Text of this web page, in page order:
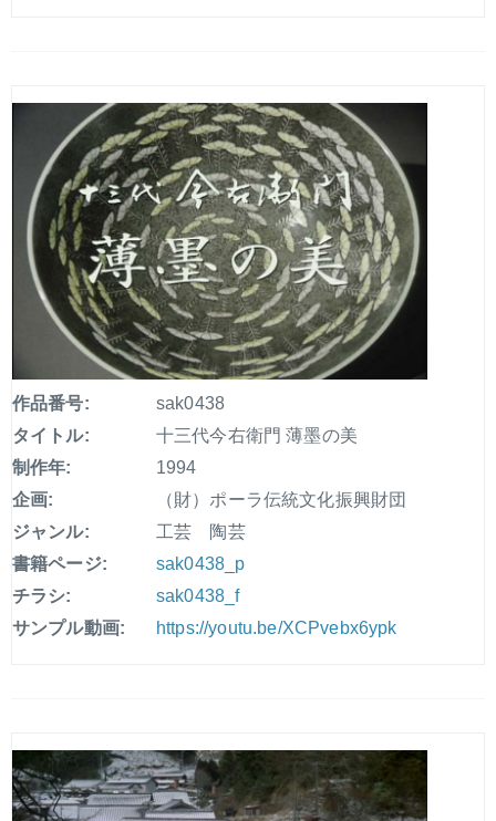
作品番号:
sak0438
タイトル:
十三代今右衛門 薄墨の美
制作年:
1994
企画:
（財）ポーラ伝統文化振興財団
ジャンル:
工芸 陶芸
書籍ページ:
sak0438_p
チラシ:
sak0438_f
サンプル動画:
https://youtu.be/XCPvebx6ypk